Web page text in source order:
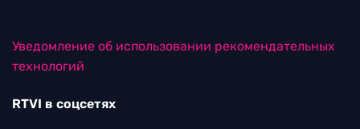
Уведомление об использовании рекомендательных
технологий
RTVI в соцсетях